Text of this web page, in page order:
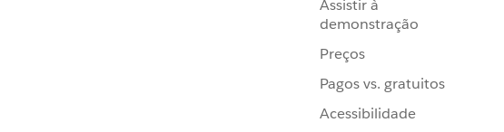
Assistir à
demonstração
Preços
Pagos vs. gratuitos
Acessibilidade